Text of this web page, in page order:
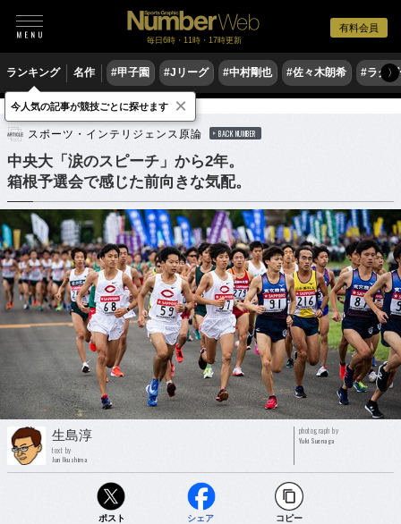
有料会員
毎日6時・11時・17時更新
ランキング 名作 #甲子園 #Jリーグ #中村剛也 #佐々木朗希 #ラグ〉
陸上 駅伝
スポーツ・インテリジェンス原論 BACK NUMBER
中央大「涙のスピーチ」から2年。
箱根予選会で感じた前向きな気配。
生島淳
text by
Jun Ikushima
photograph by
Yuki Suenaga
ポスト シェア コピー
今人気の記事が競技ごとに探せます ×